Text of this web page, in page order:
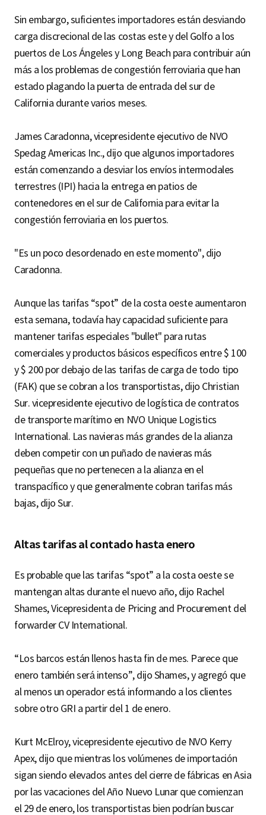
Sin embargo, suficientes importadores están desviando
carga discrecional de las costas este y del Golfo a los
puertos de Los Ángeles y Long Beach para contribuir aún
más a los problemas de congestión ferroviaria que han
estado plagando la puerta de entrada del sur de
California durante varios meses.
James Caradonna, vicepresidente ejecutivo de NVO
Spedag Americas Inc., dijo que algunos importadores
están comenzando a desviar los envíos intermodales
terrestres (IPI) hacia la entrega en patios de
contenedores en el sur de California para evitar la
congestión ferroviaria en los puertos.
"Es un poco desordenado en este momento", dijo
Caradonna.
Aunque las tarifas “spot” de la costa oeste aumentaron
esta semana, todavía hay capacidad suficiente para
mantener tarifas especiales "bullet" para rutas
comerciales y productos básicos específicos entre $ 100
y $ 200 por debajo de las tarifas de carga de todo tipo
(FAK) que se cobran a los transportistas, dijo Christian
Sur. vicepresidente ejecutivo de logística de contratos
de transporte marítimo en NVO Unique Logistics
International. Las navieras más grandes de la alianza
deben competir con un puñado de navieras más
pequeñas que no pertenecen a la alianza en el
transpacífico y que generalmente cobran tarifas más
bajas, dijo Sur.
Altas tarifas al contado hasta enero
Es probable que las tarifas “spot” a la costa oeste se
mantengan altas durante el nuevo año, dijo Rachel
Shames, Vicepresidenta de Pricing and Procurement del
forwarder CV International.
“Los barcos están llenos hasta fin de mes. Parece que
enero también será intenso”, dijo Shames, y agregó que
al menos un operador está informando a los clientes
sobre otro GRI a partir del 1 de enero.
Kurt McElroy, vicepresidente ejecutivo de NVO Kerry
Apex, dijo que mientras los volúmenes de importación
sigan siendo elevados antes del cierre de fábricas en Asia
por las vacaciones del Año Nuevo Lunar que comienzan
el 29 de enero, los transportistas bien podrían buscar